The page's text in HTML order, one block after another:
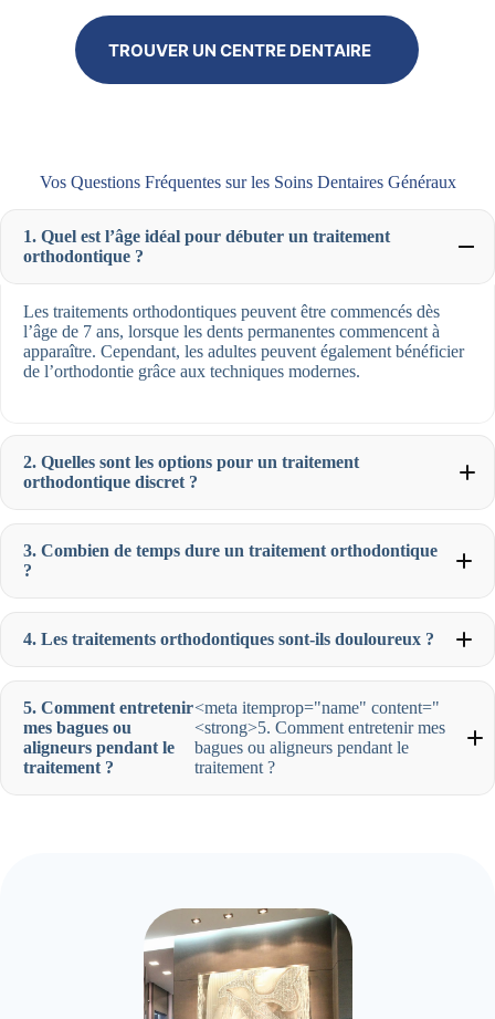
TROUVER UN CENTRE DENTAIRE
Vos Questions Fréquentes sur les Soins Dentaires Généraux
1. Quel est l’âge idéal pour débuter un traitement
orthodontique ?
Les traitements orthodontiques peuvent être commencés dès
l’âge de 7 ans, lorsque les dents permanentes commencent à
apparaître. Cependant, les adultes peuvent également bénéficier
de l’orthodontie grâce aux techniques modernes.
2. Quelles sont les options pour un traitement
orthodontique discret ?
3. Combien de temps dure un traitement orthodontique
?
4. Les traitements orthodontiques sont-ils douloureux ?
5. Comment entretenir
mes bagues ou
aligneurs pendant le
traitement ?
<meta itemprop="name" content="
<strong>5. Comment entretenir mes
bagues ou aligneurs pendant le
traitement ?